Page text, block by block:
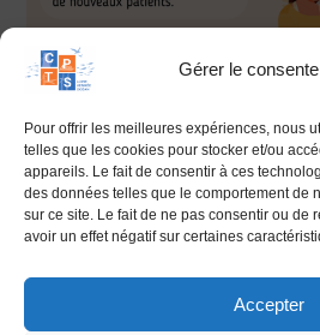
Gérer le
Pour offrir les meilleures expériences, nous
telles que les cookies pour stocker et/ou
appareils. Le fait de consentir à ces
des données telles que le comportement de
sur ce site. Le fait de ne pas consentir ou de
avoir un effet négatif sur certaines
Accepter
26 Boulevard Viaud